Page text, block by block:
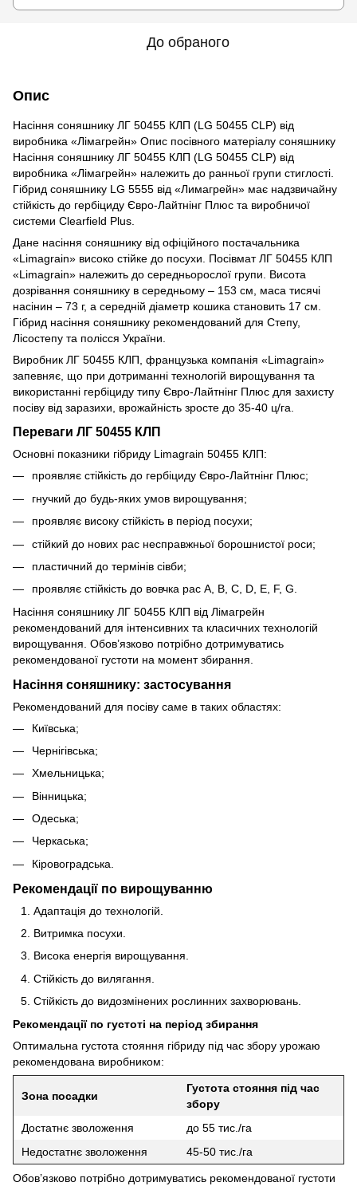
До обраного
Опис
Насіння соняшнику ЛГ 50455 КЛП (LG 50455 CLP) від
виробника «Лімагрейн» Опис посівного матеріалу соняшнику
Насіння соняшнику ЛГ 50455 КЛП (LG 50455 CLP) від
виробника «Лімагрейн» належить до ранньої групи стиглості.
Гібрид соняшнику LG 5555 від «Лимагрейн» має надзвичайну
стійкість до гербіциду Євро-Лайтнінг Плюс та виробничої
системи Clearfield Plus.
Дане насіння соняшнику від офіційного постачальника
«Limagraіn» високо стійке до посухи. Посівмат ЛГ 50455 КЛП
«Limagrain» належить до середньорослої групи. Висота
дозрівання соняшнику в середньому – 153 см, маса тисячі
насінин – 73 г, а середній діаметр кошика становить 17 см.
Гібрид насіння соняшнику рекомендований для Степу,
Лісостепу та полісся України.
Виробник ЛГ 50455 КЛП, французька компанія «Limagrain»
запевняє, що при дотриманні технологій вирощування та
використанні гербіциду типу Євро-Лайтнінг Плюс для захисту
посіву від заразихи, врожайність зросте до 35-40 ц/га.
Переваги ЛГ 50455 КЛП
Основні показники гібриду Limagraіn 50455 КЛП:
проявляє стійкість до гербіциду Євро-Лайтнінг Плюс;
гнучкий до будь-яких умов вирощування;
проявляє високу стійкість в період посухи;
стійкий до нових рас несправжньої борошнистої роси;
пластичний до термінів сівби;
проявляє стійкість до вовчка рас A, B, C, D, E, F, G.
Насіння соняшнику ЛГ 50455 КЛП від Лімагрейн
рекомендований для інтенсивних та класичних технологій
вирощування. Обов’язково потрібно дотримуватись
рекомендованої густоти на момент збирання.
Насіння соняшнику: застосування
Рекомендований для посіву саме в таких областях:
Київська;
Чернігівська;
Хмельницька;
Вінницька;
Одеська;
Черкаська;
Кіровоградська.
Рекомендації по вирощуванню
Адаптація до технологій.
Витримка посухи.
Висока енергія вирощування.
Стійкість до вилягання.
Стійкість до видозмінених рослинних захворювань.
Рекомендації по густоті на період збирання
Оптимальна густота стояння гібриду під час збору урожаю
рекомендована виробником:
Зона посадки
Густота стояння під час
збору
Достатнє зволоження
до 55 тис./га
Недостатнє зволоження
45-50 тис./га
Обов’язково потрібно дотримуватись рекомендованої густоти